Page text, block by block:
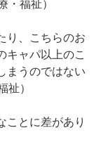
・福祉）
り、こちらのお
キャパ以上のこ
まうのではない
祉）
ことに差があり